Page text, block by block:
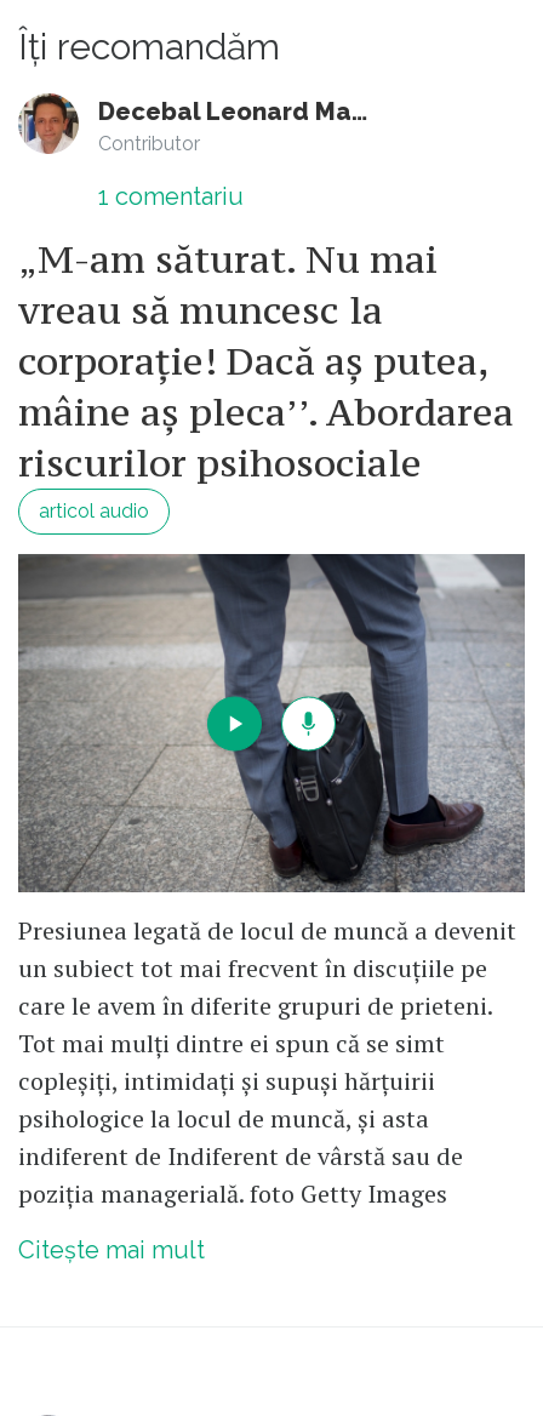
Îți recomandăm
Decebal Leonard Marin
Contributor
1 comentariu
„M-am săturat. Nu mai
vreau să muncesc la
corporație! Dacă aș putea,
mâine aș pleca’’. Abordarea
riscurilor psihosociale
articol audio
Presiunea legată de locul de muncă a devenit
un subiect tot mai frecvent în discuțiile pe
care le avem în diferite grupuri de prieteni.
Tot mai mulți dintre ei spun că se simt
copleșiți, intimidați și supuși hărțuirii
psihologice la locul de muncă, și asta
indiferent de Indiferent de vârstă sau de
poziția managerială. foto Getty Images
Citește mai mult